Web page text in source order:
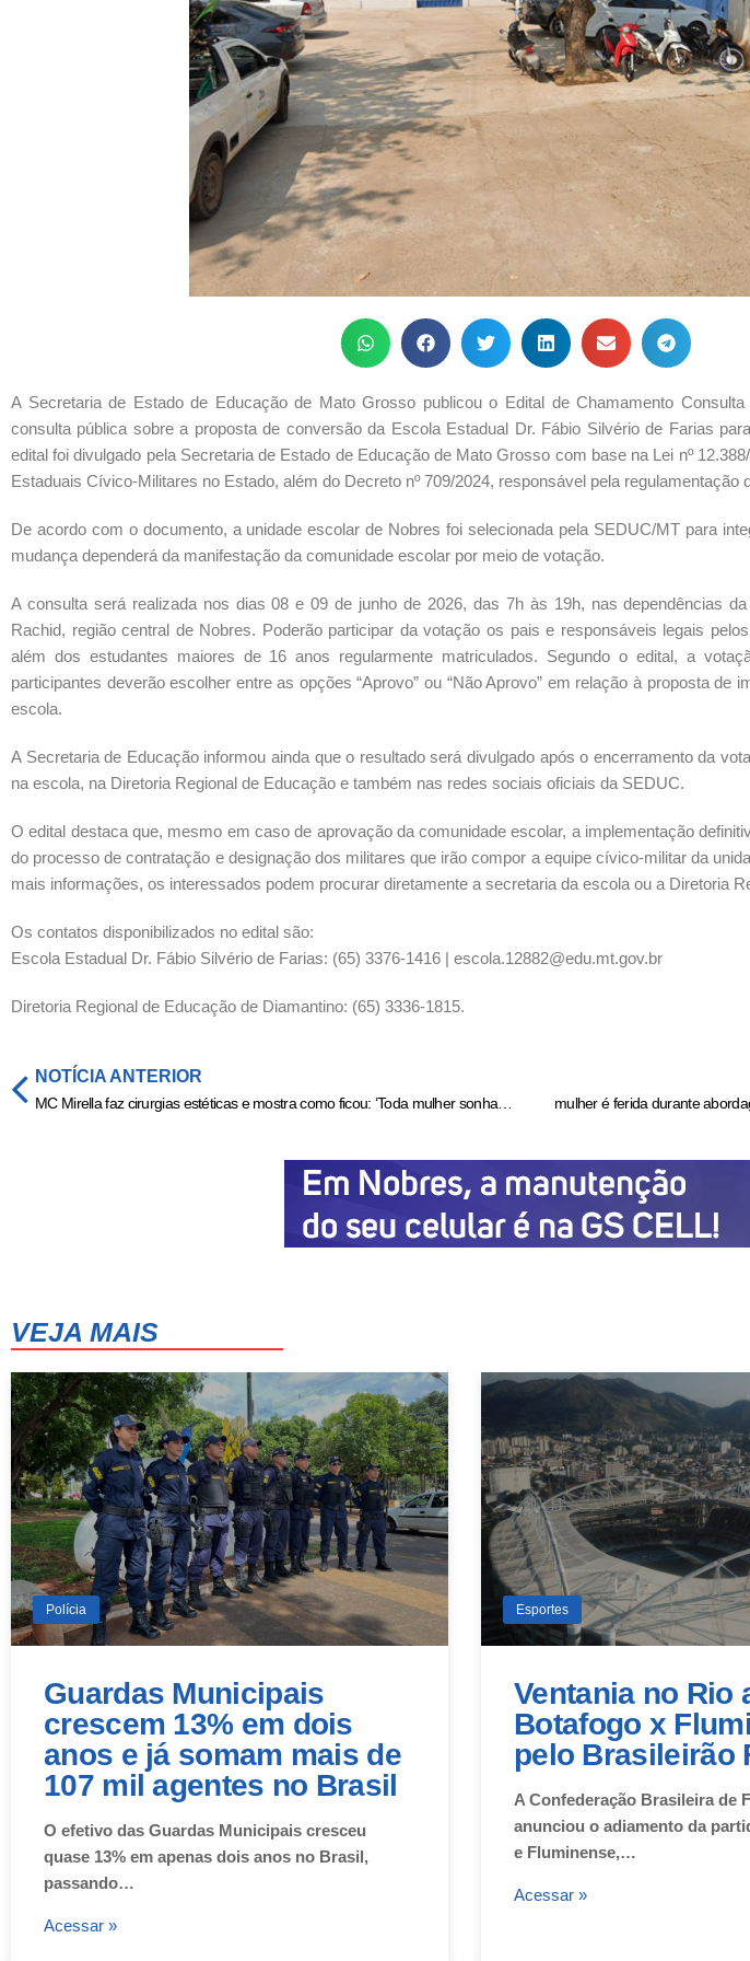
A Secretaria de Estado de Educação de Mato Grosso publicou o Edital de Chamamento
consulta pública sobre a proposta de conversão da Escola Estadual Dr. Fábio Silvério de Farias
edital foi divulgado pela Secretaria de Estado de Educação de Mato Grosso com base na Lei nº
Estaduais Cívico-Militares no Estado, além do Decreto nº 709/2024, responsável pela regulamentação
De acordo com o documento, a unidade escolar de Nobres foi selecionada pela SEDUC/MT para
mudança dependerá da manifestação da comunidade escolar por meio de votação.
A consulta será realizada nos dias 08 e 09 de junho de 2026, das 7h às 19h, nas dependências
Rachid, região central de Nobres. Poderão participar da votação os pais e responsáveis legais
além dos estudantes maiores de 16 anos regularmente matriculados. Segundo o edital, a
participantes deverão escolher entre as opções “Aprovo” ou “Não Aprovo” em relação à proposta de
escola.
A Secretaria de Educação informou ainda que o resultado será divulgado após o encerramento da
na escola, na Diretoria Regional de Educação e também nas redes sociais oficiais da SEDUC.
O edital destaca que, mesmo em caso de aprovação da comunidade escolar, a implementação
do processo de contratação e designação dos militares que irão compor a equipe cívico-militar da
mais informações, os interessados podem procurar diretamente a secretaria da escola ou a Diretoria
Os contatos disponibilizados no edital são:
Escola Estadual Dr. Fábio Silvério de Farias: (65) 3376-1416 | escola.12882@edu.mt.gov.br
Diretoria Regional de Educação de Diamantino: (65) 3336-1815.
NOTÍCIA ANTERIOR
mulher é ferida durante
VEJA MAIS
Polícia
Guardas Municipais
crescem 13% em dois
anos e já somam mais de
107 mil agentes no Brasil
O efetivo das Guardas Municipais cresceu
quase 13% em apenas dois anos no Brasil,
passando…
Acessar »
Esportes
Ventania no Rio
Botafogo x
pelo Brasileirão
A Confederação Brasileira de
anunciou o adiamento da
e Fluminense,…
Acessar »